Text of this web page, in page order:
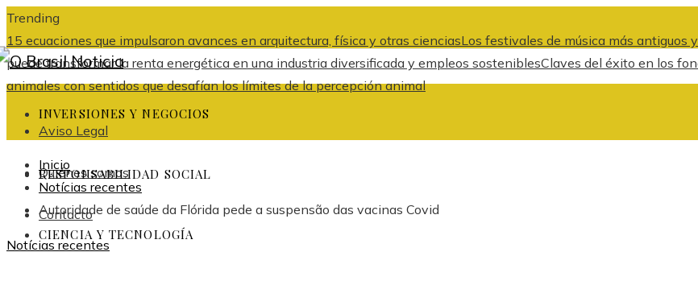
Trending
15 ecuaciones que impulsaron avances en arquitectura, física y otras cienciasLos festivales de música más antiguos
puede transformar la renta energética en una industria diversificada y empleos sosteniblesClaves del éxito en los
animales con sentidos que desafían los límites de la percepción animal
Aviso Legal
Quiénes somos
Contacto
INVERSIONES Y NEGOCIOS
RESPONSABILIDAD SOCIAL
CIENCIA Y TECNOLOGÍA
Inicio
Notícias recentes
Autoridade de saúde da Flórida pede a suspensão das vacinas Covid
Notícias recentes